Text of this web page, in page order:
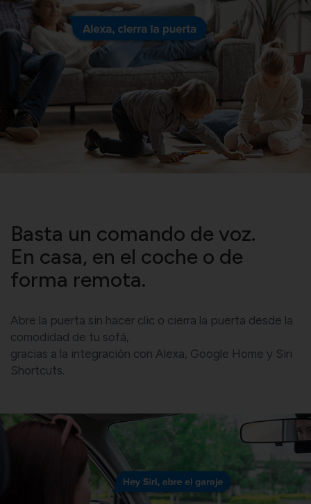
Basta un comando de voz.
En casa, en el coche o de
forma remota.
Abre la puerta sin hacer clic o cierra la puerta desde la
comodidad de tu sofá,
gracias a la integración con Alexa, Google Home y Siri
Shortcuts.